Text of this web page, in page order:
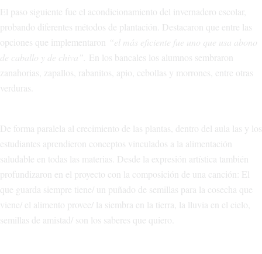
El paso siguiente fue el acondicionamiento del invernadero escolar,
probando diferentes métodos de plantación. Destacaron que entre las
opciones que implementaron
“el más eficiente fue uno que usa abono
de caballo y de chiva”. En los bancales los alumnos sembraron
zanahorias, zapallos, rabanitos, apio, cebollas y morrones, entre otras
verduras.
De forma paralela al crecimiento de las plantas, dentro del aula las y los
estudiantes aprendieron conceptos vinculados a la alimentación
saludable en todas las materias. Desde la expresión artística también
profundizaron en el proyecto con la composición de una canción: El
que guarda siempre tiene/ un puñado de semillas para la cosecha que
viene/ el alimento provee/ la siembra en la tierra, la lluvia en el cielo,
semillas de amistad/ son los saberes que quiero.